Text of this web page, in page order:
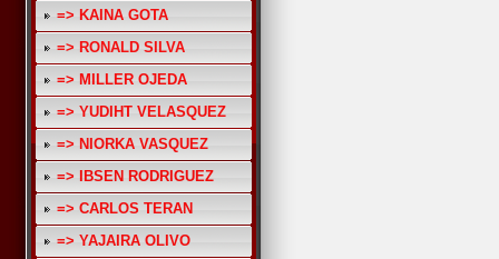
=> KAINA GOTA
=> RONALD SILVA
=> MILLER OJEDA
=> YUDIHT VELASQUEZ
=> NIORKA VASQUEZ
=> IBSEN RODRIGUEZ
=> CARLOS TERAN
=> YAJAIRA OLIVO